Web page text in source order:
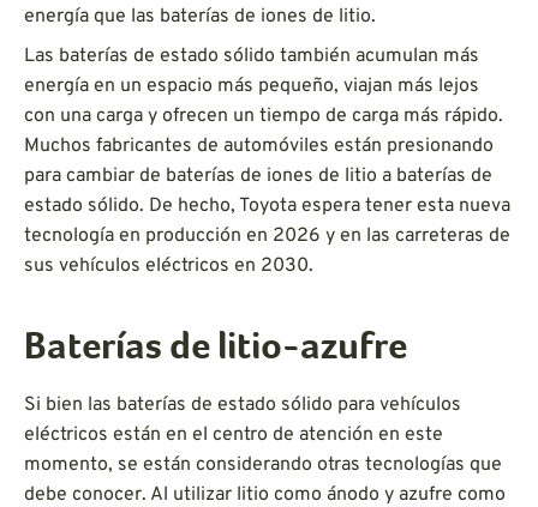
energía que las baterías de iones de litio.
Las baterías de estado sólido también acumulan más
energía en un espacio más pequeño, viajan más lejos
con una carga y ofrecen un tiempo de carga más rápido.
Muchos fabricantes de automóviles están presionando
para cambiar de baterías de iones de litio a baterías de
estado sólido. De hecho, Toyota espera tener esta nueva
tecnología en producción en 2026 y en las carreteras de
sus vehículos eléctricos en 2030.
Baterías de litio-azufre
Si bien las baterías de estado sólido para vehículos
eléctricos están en el centro de atención en este
momento, se están considerando otras tecnologías que
debe conocer. Al utilizar litio como ánodo y azufre como